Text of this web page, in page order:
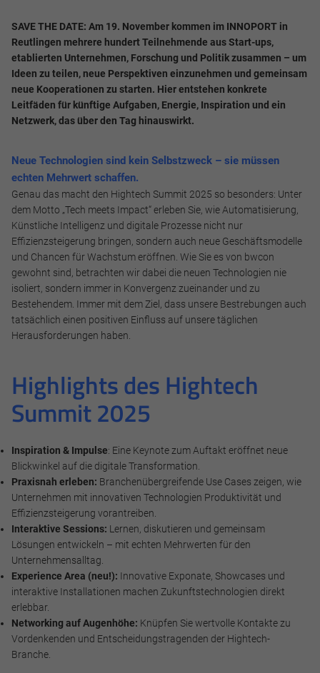
SAVE THE DATE: Am 19. November kommen im INNOPORT in
Reutlingen mehrere hundert Teilnehmende aus Start-ups,
etablierten Unternehmen, Forschung und Politik zusammen – um
Ideen zu teilen, neue Perspektiven einzunehmen und gemeinsam
neue Kooperationen zu starten. Hier entstehen konkrete
Leitfäden für künftige Aufgaben, Energie, Inspiration und ein
Netzwerk, das über den Tag hinauswirkt.
Neue Technologien sind kein Selbstzweck – sie müssen
echten Mehrwert schaffen.
Genau das macht den Hightech Summit 2025 so besonders: Unter
dem Motto „Tech meets Impact“ erleben Sie, wie Automatisierung,
Künstliche Intelligenz und digitale Prozesse nicht nur
Effizienzsteigerung bringen, sondern auch neue Geschäftsmodelle
und Chancen für Wachstum eröffnen. Wie Sie es von bwcon
gewohnt sind, betrachten wir dabei die neuen Technologien nie
isoliert, sondern immer in Konvergenz zueinander und zu
Bestehendem. Immer mit dem Ziel, dass unsere Bestrebungen auch
tatsächlich einen positiven Einfluss auf unsere täglichen
Herausforderungen haben.
Highlights des Hightech
Summit 2025
Inspiration & Impulse: Eine Keynote zum Auftakt eröffnet neue
Blickwinkel auf die digitale Transformation.
Praxisnah erleben: Branchenübergreifende Use Cases zeigen, wie
Unternehmen mit innovativen Technologien Produktivität und
Effizienzsteigerung vorantreiben.
Interaktive Sessions: Lernen, diskutieren und gemeinsam
Lösungen entwickeln – mit echten Mehrwerten für den
Unternehmensalltag.
Experience Area (neu!): Innovative Exponate, Showcases und
interaktive Installationen machen Zukunftstechnologien direkt
erlebbar.
Networking auf Augenhöhe: Knüpfen Sie wertvolle Kontakte zu
Vordenkenden und Entscheidungstragenden der Hightech-
Branche.
Notwendig
Diese werden für die Grundfunktionen der Website benötigt
und helfen dabei, unsere Website nutzbar zu machen sowie
Zugriffe auf sichere Bereiche unserer Website ermöglichen.
Marketing und Statistik
Marketing und Statistik Cookies werden verwendet, um